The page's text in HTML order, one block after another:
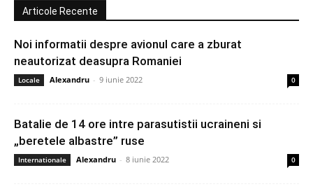
Articole Recente
Noi informatii despre avionul care a zburat
neautorizat deasupra Romaniei
Locale Alexandru - 9 iunie 2022 0
Batalie de 14 ore intre parasutistii ucraineni si
„beretele albastre” ruse
Internationale Alexandru - 8 iunie 2022 0